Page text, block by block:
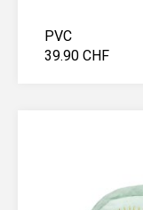
PVC
39.90 CHF